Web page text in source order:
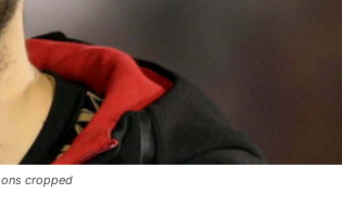
cropped